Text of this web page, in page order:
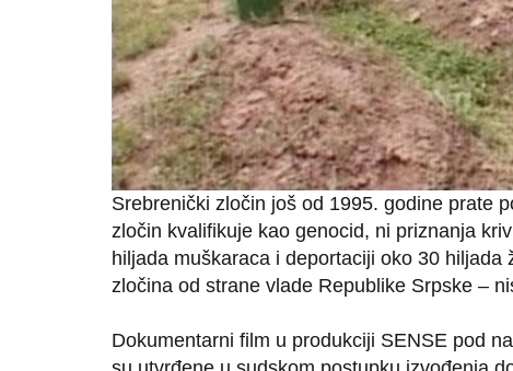
Srebrenički zločin još od 1995. godine prate
zločin kvalifikuje kao genocid, ni priznanja
hiljada muškaraca i deportaciji oko 30
zločina od strane vlade Republike Srpske –
Dokumentarni film u produkciji SENSE pod